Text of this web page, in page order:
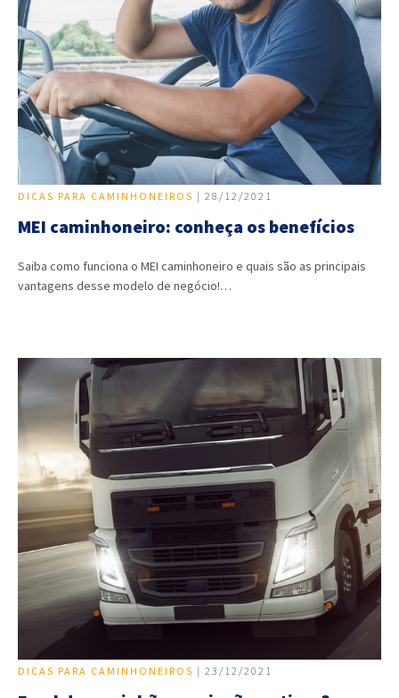
DICAS PARA CAMINHONEIROS | 28/12/2021
MEI caminhoneiro: conheça os benefícios
Saiba como funciona o MEI caminhoneiro e quais são as principais
vantagens desse modelo de negócio!…
DICAS PARA CAMINHONEIROS | 23/12/2021